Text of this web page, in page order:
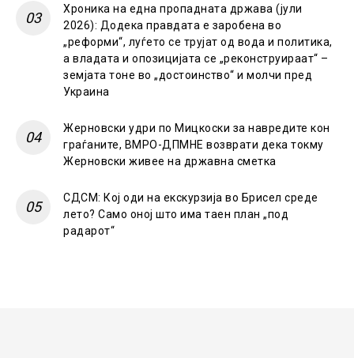
Хроника на една пропадната држава (јули
2026): Додека правдата е заробена во
„реформи“, луѓето се трујат од вода и политика,
а владата и опозицијата се „реконструираат“ –
земјата тоне во „достоинство“ и молчи пред
Украина
Жерновски удри по Мицкоски за навредите кон
граѓаните, ВМРО-ДПМНЕ возврати дека токму
Жерновски живее на државна сметка
СДСМ: Кој оди на екскурзија во Брисел среде
лето? Само оној што има таен план „под
радарот“